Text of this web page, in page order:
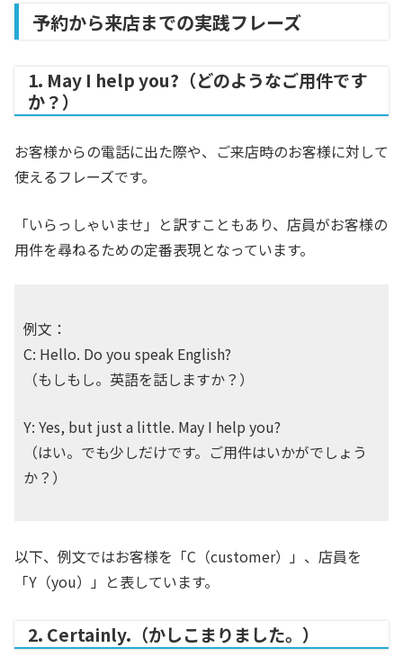
予約から来店までの実践フレーズ
1. May I help you?（どのようなご用件です
か？）
お客様からの電話に出た際や、ご来店時のお客様に対して
使えるフレーズです。
「いらっしゃいませ」と訳すこともあり、店員がお客様の
用件を尋ねるための定番表現となっています。
例文：
C: Hello. Do you speak English?
（もしもし。英語を話しますか？）
Y: Yes, but just a little. May I help you?
（はい。でも少しだけです。ご用件はいかがでしょう
か？）
以下、例文ではお客様を「C（customer）」、店員を
「Y（you）」と表しています。
2. Certainly.（かしこまりました。）